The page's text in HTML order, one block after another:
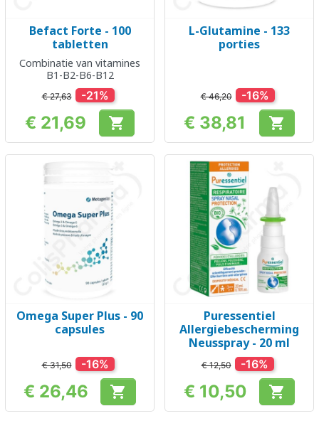
Befact Forte - 100
tabletten
Combinatie van vitamines
B1-B2-B6-B12
€ 27,63 -21%
Prijs
€ 21,69 
L-Glutamine - 133
porties
€ 46,20 -16%
Prijs
€ 38,81 
Omega Super Plus - 90
capsules
€ 31,50 -16%
Prijs
€ 26,46 
Puressentiel
Allergiebescherming
Neusspray - 20 ml
€ 12,50 -16%
Prijs
€ 10,50 